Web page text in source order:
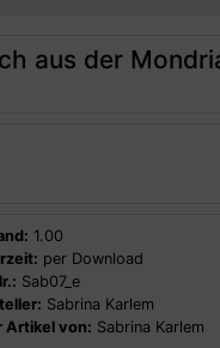
aus der
1.00
per Download
Sab07_e
Sabrina Karlem
Artikel von: Sabrina Karlem